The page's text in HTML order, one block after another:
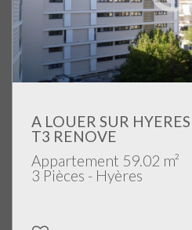
A LOUER SUR
T3 RENOVE
Appartement 59.02 m²
3 Pièces - Hyères